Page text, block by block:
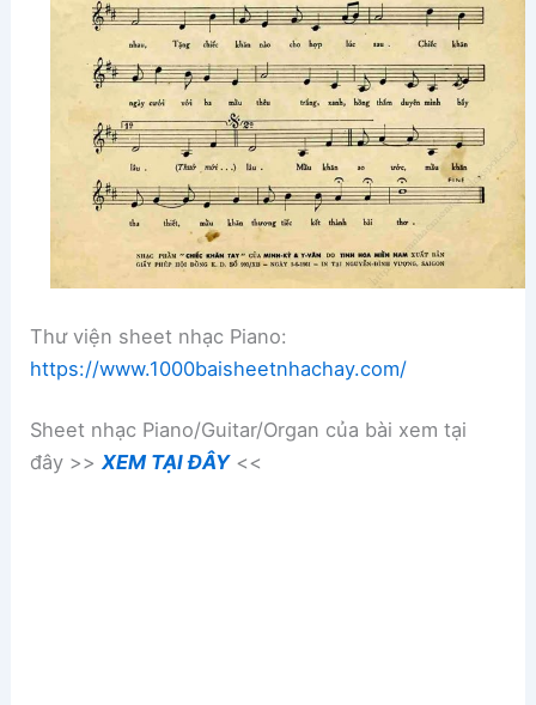
Thư viện sheet nhạc Piano:
https://www.1000baisheetnhachay.com/
Sheet nhạc Piano/Guitar/Organ của bài xem tại
đây >>XEM TẠI ĐÂY<<